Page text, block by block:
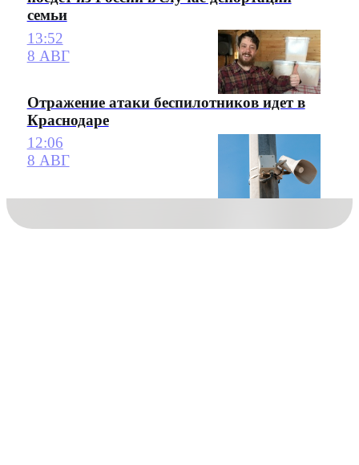
семьи
13:52
8 АВГ
Отражение атаки беспилотников идет в
Краснодаре
12:06
8 АВГ